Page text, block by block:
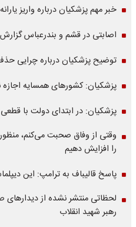
خبر مهم پزشکیان درباره واریز
اصابتی در قشم و بندرعباس گزارش
توضیح پزشکیان درباره چرایی
پزشکیان: کشورهای همسایه اجازه
پزشکیان: در ابتدای دولت با
وقتی از وفاق صحبت می‌کنم،
را افزایش دهیم
پاسخ قالیباف به ترامپ: این
لحظاتی منتشر نشده از دیدارهای
رهبر شهید انقلاب